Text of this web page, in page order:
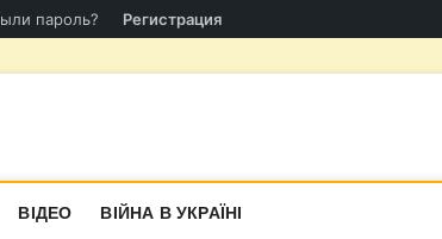
пароль? Регистрация
ВІДЕО ВІЙНА В УКРАЇНІ